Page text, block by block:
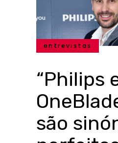
entrevistas
“Philips
são